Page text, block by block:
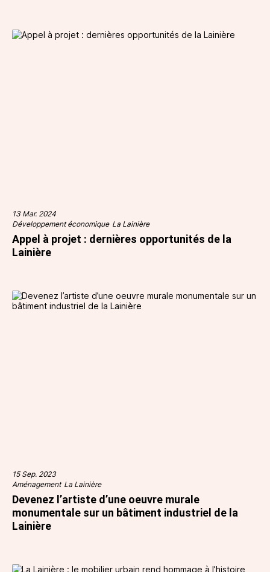
13 Mar. 2024
Développement économique La Lainière
Appel à projet : dernières opportunités de la
Lainière
15 Sep. 2023
Aménagement La Lainière
Devenez l’artiste d’une oeuvre murale
monumentale sur un bâtiment industriel de la
Lainière